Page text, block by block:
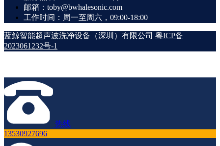
邮箱：toby@bwhalesonic.com
工作时间：周一至周六，09:00-18:00
蓝鲸智能超声波洗净设备（深圳）有限公司 粤ICP备
2023061232号-1
热线
13530927696